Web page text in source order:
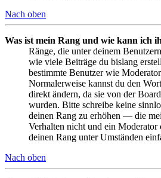
Nach oben
Was ist mein Rang und wie kann ich
Ränge, die unter deinem
wie viele Beiträge du bislang
bestimmte Benutzer wie
Normalerweise kannst du den
direkt ändern, da sie von der
wurden. Bitte schreibe keine
deinen Rang zu erhöhen — die
Verhalten nicht und ein
deinen Rang unter Umständen
Nach oben